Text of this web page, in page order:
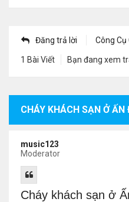
Đăng trả lời Công Cụ
1 Bài Viết Bạn đang xem
CHÁY KHÁCH SẠN Ở
music123
Moderator
Cháy khách sạn ở